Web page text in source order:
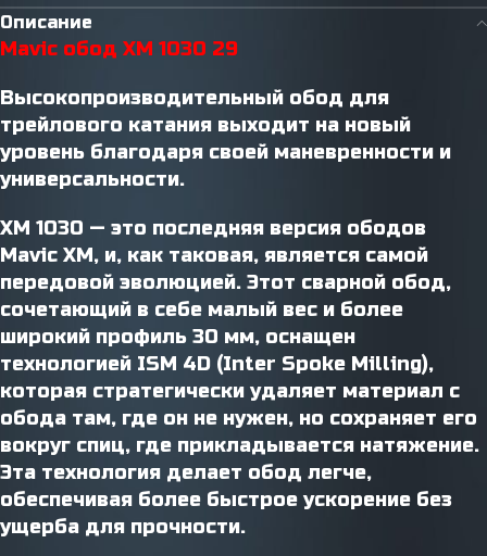
Описание
Mavic обод XM 1030 29
Высокопроизводительный обод для
трейлового катания выходит на новый
уровень благодаря своей маневренности и
универсальности.
XM 1030 — это последняя версия ободов
Mavic XM, и, как таковая, является самой
передовой эволюцией. Этот сварной обод,
сочетающий в себе малый вес и более
широкий профиль 30 мм, оснащен
технологией ISM 4D (Inter Spoke Milling),
которая стратегически удаляет материал с
обода там, где он не нужен, но сохраняет его
вокруг спиц, где прикладывается натяжение.
Эта технология делает обод легче,
обеспечивая более быстрое ускорение без
ущерба для прочности.